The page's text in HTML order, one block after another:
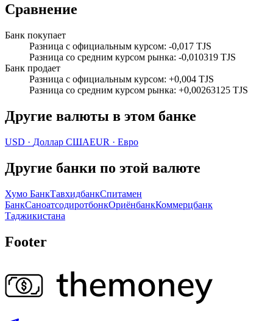
Сравнение
Банк покупает
Разница с официальным курсом: -0,017 TJS
Разница со средним курсом рынка: -0,010319 TJS
Банк продает
Разница с официальным курсом: +0,004 TJS
Разница со средним курсом рынка: +0,00263125 TJS
Другие валюты в этом банке
USD · Доллар СШАEUR · Евро
Другие банки по этой валюте
Хумо БанкТавхидбанкСпитамен
БанкСаноатсодиротбонкОриёнбанкКоммерцбанк
Таджикистана
Footer